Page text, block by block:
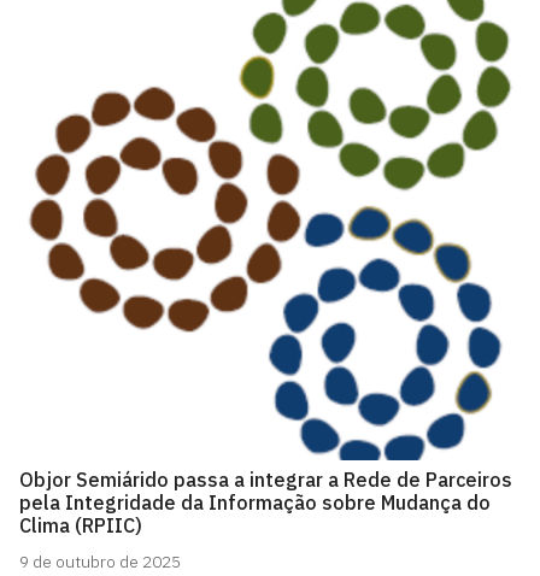
Objor Semiárido passa a integrar a Rede de Parceiros
pela Integridade da Informação sobre Mudança do
Clima (RPIIC)
9 de outubro de 2025